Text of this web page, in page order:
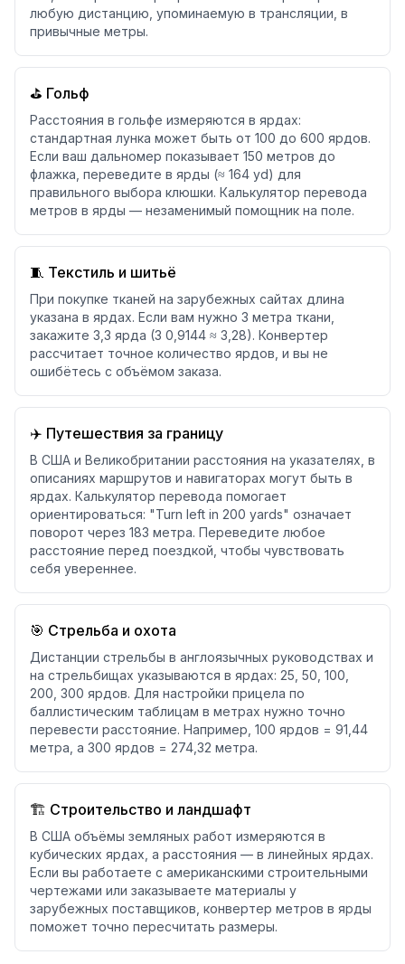
любую дистанцию, упоминаемую в трансляции, в
привычные метры.
⛳ Гольф
Расстояния в гольфе измеряются в ярдах:
стандартная лунка может быть от 100 до 600 ярдов.
Если ваш дальномер показывает 150 метров до
флажка, переведите в ярды (≈ 164 yd) для
правильного выбора клюшки. Калькулятор перевода
метров в ярды — незаменимый помощник на поле.
🧵 Текстиль и шитьё
При покупке тканей на зарубежных сайтах длина
указана в ярдах. Если вам нужно 3 метра ткани,
закажите 3,3 ярда (3 0,9144 ≈ 3,28). Конвертер
рассчитает точное количество ярдов, и вы не
ошибётесь с объёмом заказа.
✈️ Путешествия за границу
В США и Великобритании расстояния на указателях, в
описаниях маршрутов и навигаторах могут быть в
ярдах. Калькулятор перевода помогает
ориентироваться: "Turn left in 200 yards" означает
поворот через 183 метра. Переведите любое
расстояние перед поездкой, чтобы чувствовать
себя увереннее.
🎯 Стрельба и охота
Дистанции стрельбы в англоязычных руководствах и
на стрельбищах указываются в ярдах: 25, 50, 100,
200, 300 ярдов. Для настройки прицела по
баллистическим таблицам в метрах нужно точно
перевести расстояние. Например, 100 ярдов = 91,44
метра, а 300 ярдов = 274,32 метра.
🏗️ Строительство и ландшафт
В США объёмы земляных работ измеряются в
кубических ярдах, а расстояния — в линейных ярдах.
Если вы работаете с американскими строительными
чертежами или заказываете материалы у
зарубежных поставщиков, конвертер метров в ярды
поможет точно пересчитать размеры.